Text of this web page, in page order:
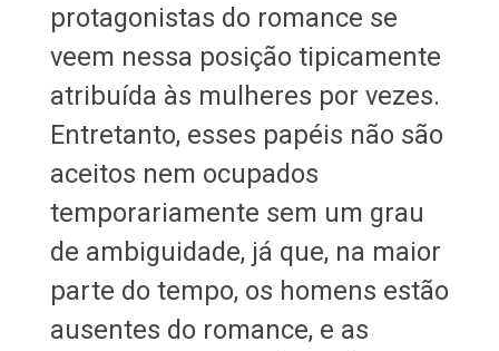
protagonistas do romance se
veem nessa posição tipicamente
atribuída às mulheres por vezes.
Entretanto, esses papéis não são
aceitos nem ocupados
temporariamente sem um grau
de ambiguidade, já que, na maior
parte do tempo, os homens estão
ausentes do romance, e as